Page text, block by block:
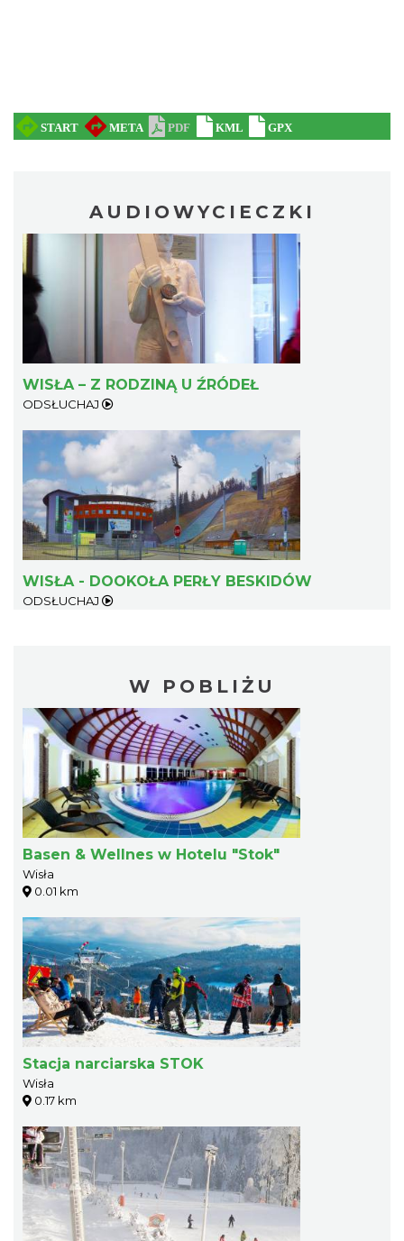
AUDIOWYCIECZKI
WISŁA – Z RODZINĄ U ŹRÓDEŁ
ODSŁUCHAJ
WISŁA - DOOKOŁA PERŁY BESKIDÓW
ODSŁUCHAJ
W POBLIŻU
Basen & Wellnes w Hotelu "Stok"
Wisła
0.01 km
Stacja narciarska STOK
Wisła
0.17 km